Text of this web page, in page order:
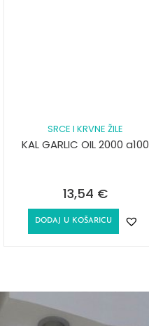
SRCE I KRVNE ŽILE
KAL GARLIC OIL 2000 a100
13,54 €
DODAJ U KOŠARICU